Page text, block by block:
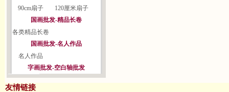
90cm扇子
120厘米扇子
国画批发-精品长卷
各类精品长卷
国画批发-名人作品
名人作品
字画批发-空白轴批发
友情链接